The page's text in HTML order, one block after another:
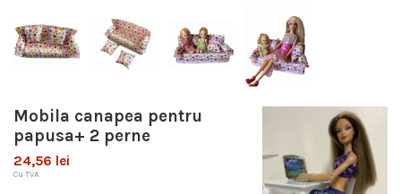
Mobila canapea pentru
papusa+ 2 perne
24,56 lei
Cu TVA